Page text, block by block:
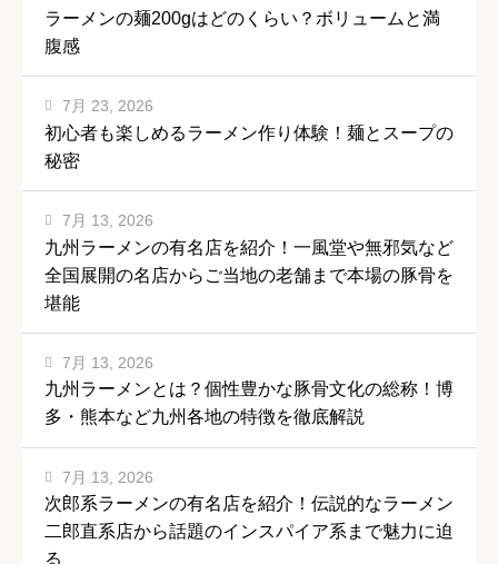
ラーメンの麺200gはどのくらい？ボリュームと満
腹感
初心者も楽しめるラーメン作り体験！麺とスープの
秘密
7月 23, 2026
九州ラーメンの有名店を紹介！一風堂や無邪気など
全国展開の名店からご当地の老舗まで本場の豚骨を
堪能
7月 13, 2026
九州ラーメンとは？個性豊かな豚骨文化の総称！博
多・熊本など九州各地の特徴を徹底解説
7月 13, 2026
次郎系ラーメンの有名店を紹介！伝説的なラーメン
二郎直系店から話題のインスパイア系まで魅力に迫
る
7月 13, 2026